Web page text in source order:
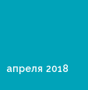
апреля 2018